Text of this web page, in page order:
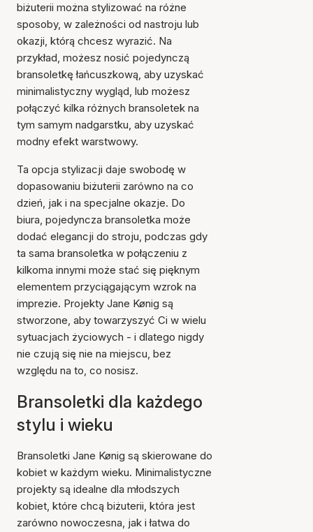
biżuterii można stylizować na różne
sposoby, w zależności od nastroju lub
okazji, którą chcesz wyrazić. Na
przykład, możesz nosić pojedynczą
bransoletkę łańcuszkową, aby uzyskać
minimalistyczny wygląd, lub możesz
połączyć kilka różnych bransoletek na
tym samym nadgarstku, aby uzyskać
modny efekt warstwowy.
Ta opcja stylizacji daje swobodę w
dopasowaniu biżuterii zarówno na co
dzień, jak i na specjalne okazje. Do
biura, pojedyncza bransoletka może
dodać elegancji do stroju, podczas gdy
ta sama bransoletka w połączeniu z
kilkoma innymi może stać się pięknym
elementem przyciągającym wzrok na
imprezie. Projekty Jane Kønig są
stworzone, aby towarzyszyć Ci w wielu
sytuacjach życiowych - i dlatego nigdy
nie czują się nie na miejscu, bez
względu na to, co nosisz.
Bransoletki dla każdego
stylu i wieku
Bransoletki Jane Kønig są skierowane do
kobiet w każdym wieku. Minimalistyczne
projekty są idealne dla młodszych
kobiet, które chcą biżuterii, która jest
zarówno nowoczesna, jak i łatwa do